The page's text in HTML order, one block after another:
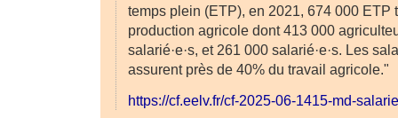
temps plein (ETP), en 2021, 674 000 ETP
production agricole dont 413 000
salarié·e·s, et 261 000 salarié·e·s. Les
assurent près de 40% du travail agricole."
https://cf.eelv.fr/cf-2025-06-1415-md-